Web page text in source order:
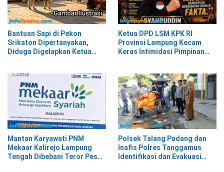
Bantuan Sapi di Pekon
Srikaton Dipertanyakan,
Diduga Digelapkan Ketua
Ketua DPD LSM KPK RI
Provinsi Lampung Kecam
Keras Intimidasi Pimpinan
Mantan Karyawati PNM
Mekaar Kalirejo Lampung
Tengah Dibebani Teror Pesan
Polsek Talang Padang dan
Inafis Polres Tanggamus
Identifikasi dan Evakuasi